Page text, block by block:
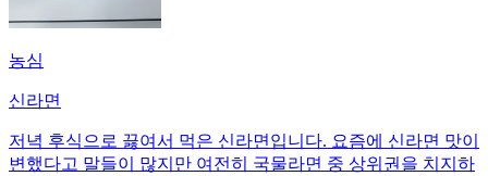
농심
신라면
저녁 후식으로 끓여서 먹은 신라면입니다. 요즘에 신라면 맛이
변했다고 말들이 많지만 여전히 국물라면 중 상위권을 치지하